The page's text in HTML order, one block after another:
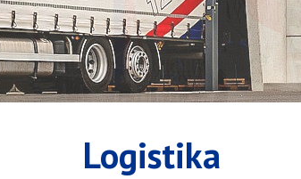
Logistika